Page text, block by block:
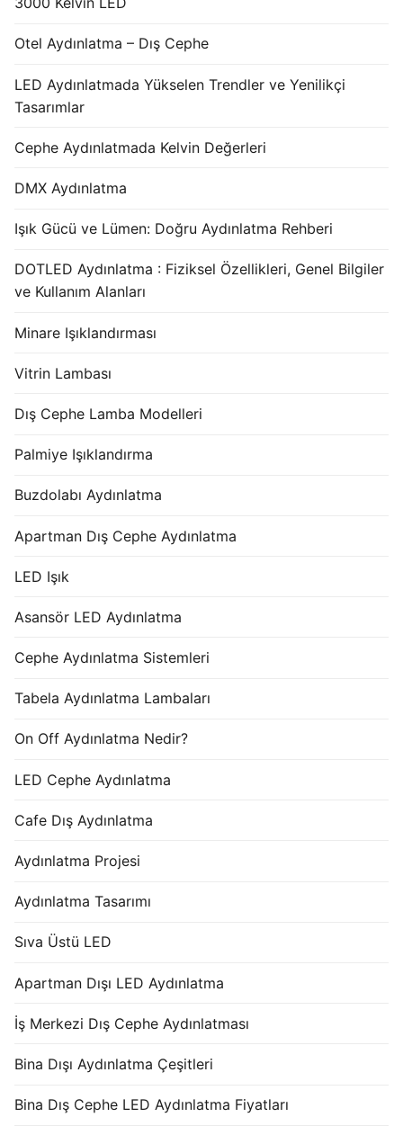
Otel Aydınlatma – Dış Cephe
LED Aydınlatmada Yükselen Trendler ve Yenilikçi
Tasarımlar
Cephe Aydınlatmada Kelvin Değerleri
DMX Aydınlatma
Işık Gücü ve Lümen: Doğru Aydınlatma Rehberi
DOTLED Aydınlatma : Fiziksel Özellikleri, Genel Bilgiler
ve Kullanım Alanları
Minare Işıklandırması
Vitrin Lambası
Dış Cephe Lamba Modelleri
Palmiye Işıklandırma
Buzdolabı Aydınlatma
Apartman Dış Cephe Aydınlatma
LED Işık
Asansör LED Aydınlatma
Cephe Aydınlatma Sistemleri
Tabela Aydınlatma Lambaları
On Off Aydınlatma Nedir?
LED Cephe Aydınlatma
Cafe Dış Aydınlatma
Aydınlatma Projesi
Aydınlatma Tasarımı
Sıva Üstü LED
Apartman Dışı LED Aydınlatma
İş Merkezi Dış Cephe Aydınlatması
Bina Dışı Aydınlatma Çeşitleri
Bina Dış Cephe LED Aydınlatma Fiyatları